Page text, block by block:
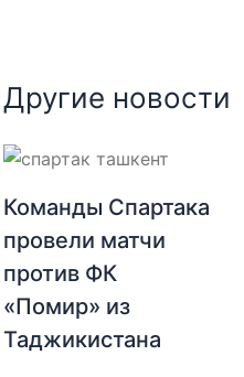
Другие новости
Команды Спартака
провели матчи
против ФК
«Помир» из
Таджикистана